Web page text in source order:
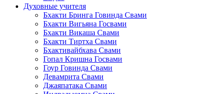
Духовные учителя
Бхакти Бринга Говинда Свами
Бхакти Вигьяна Госвами
Бхакти Викаша Свами
Бхакти Тиртха Свами
Бхактивайбхава Свами
Гопал Кришна Госвами
Гоур Говинда Свами
Девамрита Свами
Джаяпатака Свами